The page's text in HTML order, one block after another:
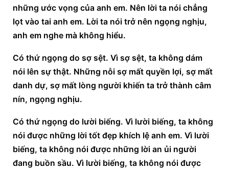
những ước vọng của anh em. Nên lời ta nói chẳng
lọt vào tai anh em. Lời ta nói trở nên ngọng nghịu,
anh em nghe mà không hiểu.
Có thứ ngọng do sợ sệt. Vì sợ sệt, ta không dám
nói lên sự thật. Những nỗi sợ mất quyền lợi, sợ mất
danh dự, sợ mất lòng người khiến ta trở thành câm
nín, ngọng nghịu.
Có thứ ngọng do lười biếng. Vì lười biếng, ta không
nói được những lời tốt đẹp khích lệ anh em. Vì lười
biếng, ta không nói được những lời an ủi người
đang buồn sầu. Vì lười biếng, ta không nói được